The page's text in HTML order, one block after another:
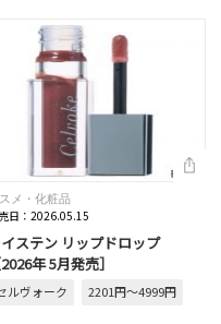
メ・化粧品
日：2026.05.15
ステン リップドロップ
2026年 5月発売］
ルヴォーク 2201円～4999円